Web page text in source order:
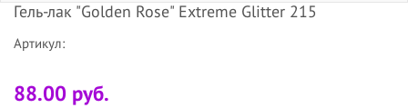
Гель-лак "Golden Rose" Extreme Glitter 215
Артикул:
88.00 руб.